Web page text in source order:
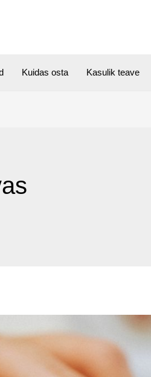
Kuidas osta Kasulik teave